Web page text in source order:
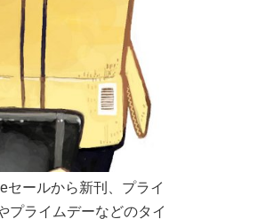
セールから新刊、プライ
プライムデーなどのタイ